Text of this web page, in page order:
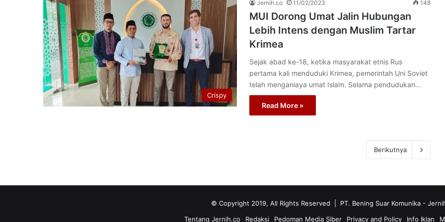
Crispy
Jernih.co 11/02/2023 148
MUI Dorong Umat Jalin Hubungan
Lebih Intens dengan Muslim Tartar
Krimea
Sejak abad ke-18, ketika masyarakat etnis Rus
pertama kali menduduki Krimea, pemerintah Uni Soviet
telah menganiaya umat Islam. Selama pendudukan…
Read More »
Berikutnya
© Copyright 2019, All Rights Reserved | PT. Bening Suar Komunika -
Tentang Jernih.co
Redaksi Pedoman Media Siber Privacy and Policy Info Iklan